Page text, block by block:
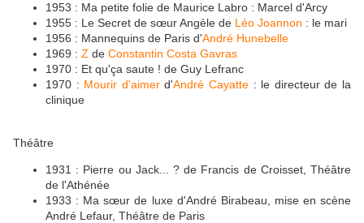
1953 : Ma petite folie de Maurice Labro : Marcel d'Arcy
1955 : Le Secret de sœur Angèle de Léo Joannon : le mari
1956 : Mannequins de Paris d'André Hunebelle
1969 : Z de Constantin Costa Gavras
1970 : Et qu'ça saute ! de Guy Lefranc
1970 : Mourir d'aimerd'André Cayatte : le directeur de la
clinique
Théâtre
1931 : Pierre ou Jack... ? de Francis de Croisset, Théâtre
de l'Athénée
1933 : Ma sœur de luxe d'André Birabeau, mise en scène
André Lefaur, Théâtre de Paris